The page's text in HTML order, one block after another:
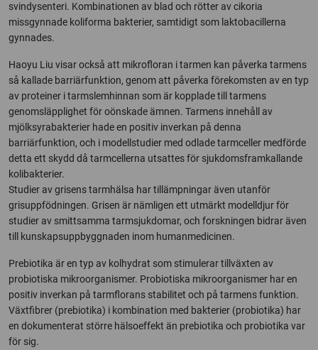
svindysenteri. Kombinationen av blad och rötter av cikoria
missgynnade koliforma bakterier, samtidigt som laktobacillerna
gynnades.
Haoyu Liu visar också att mikrofloran i tarmen kan påverka tarmens
så kallade barriärfunktion, genom att påverka förekomsten av en typ
av proteiner i tarmslemhinnan som är kopplade till tarmens
genomsläpplighet för oönskade ämnen. Tarmens innehåll av
mjölksyrabakterier hade en positiv inverkan på denna
barriärfunktion, och i modellstudier med odlade tarmceller medförde
detta ett skydd då tarmcellerna utsattes för sjukdomsframkallande
kolibakterier.
Studier av grisens tarmhälsa har tillämpningar även utanför
grisuppfödningen. Grisen är nämligen ett utmärkt modelldjur för
studier av smittsamma tarmsjukdomar, och forskningen bidrar även
till kunskapsuppbyggnaden inom humanmedicinen.
Prebiotika är en typ av kolhydrat som stimulerar tillväxten av
probiotiska mikroorganismer. Probiotiska mikroorganismer har en
positiv inverkan på tarmflorans stabilitet och på tarmens funktion.
Växtfibrer (prebiotika) i kombination med bakterier (probiotika) har
en dokumenterat större hälsoeffekt än prebiotika och probiotika var
för sig.